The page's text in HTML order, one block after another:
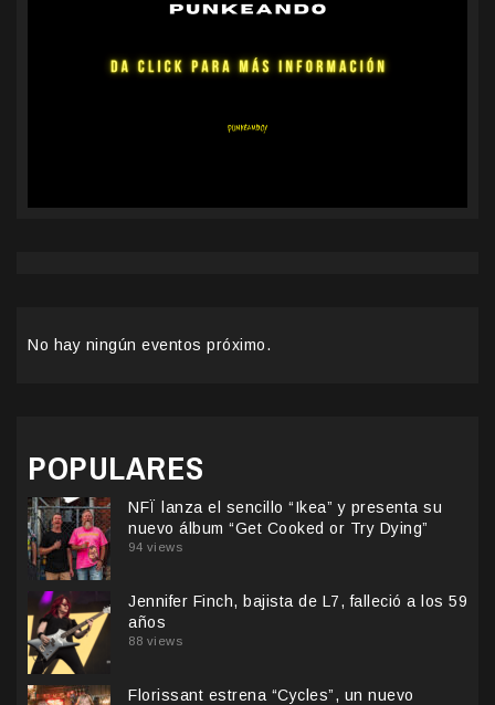
No hay ningún eventos próximo.
POPULARES
NFÏ lanza el sencillo “Ikea” y presenta su
nuevo álbum “Get Cooked or Try Dying”
94 views
Jennifer Finch, bajista de L7, falleció a los 59
años
88 views
Florissant estrena “Cycles”, un nuevo